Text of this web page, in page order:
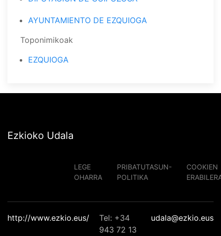
AYUNTAMIENTO DE EZQUIOGA
Toponimikoak
EZQUIOGA
Ezkioko Udala
LEGE
OHARRA
PRIBATUTASUN-
POLITIKA
COOKIEN
http://www.ezkio.eus/
Tel: +34
943 72 13
udala@ezkio.eus